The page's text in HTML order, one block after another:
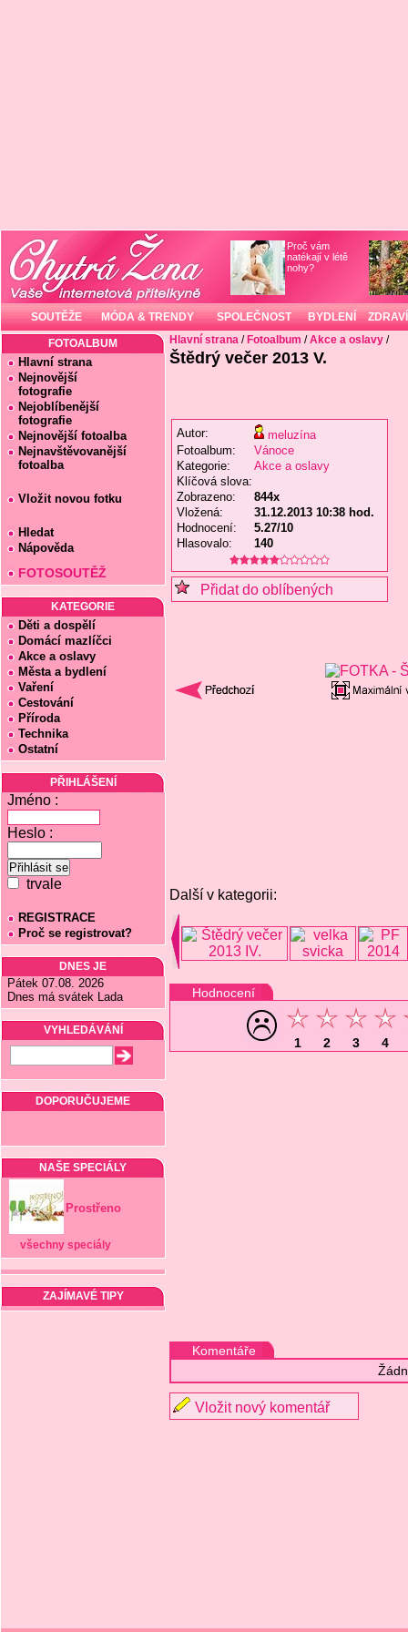
Proč vám
natékají v létě
nohy?
SOUTĚŽE MÓDA & TRENDY SPOLEČNOST BYDLENÍ ZDRAVÍ
FOTOALBUM
Hlavní strana
Nejnovější
fotografie
Nejoblíbenější
fotografie
Nejnovější fotoalba
Nejnavštěvovanější
fotoalba
Vložit novou fotku
Hledat
Nápověda
FOTOSOUTĚŽ
KATEGORIE
Děti a dospělí
Domácí mazlíčci
Akce a oslavy
Města a bydlení
Vaření
Cestování
Příroda
Technika
Ostatní
PŘIHLÁŠENÍ
Jméno :
Heslo :
trvale
REGISTRACE
Proč se registrovat?
DNES JE
Pátek 07.08. 2026
Dnes má svátek Lada
VYHLEDÁVÁNÍ
DOPORUČUJEME
NAŠE SPECIÁLY
Prostřeno
všechny speciály
ZAJÍMAVÉ TIPY
Hlavní strana / Fotoalbum /Akce a oslavy /
Štědrý večer 2013 V.
Autor:
meluzína
Fotoalbum:
Vánoce
Kategorie:
Akce a oslavy
Klíčová slova:
Zobrazeno:
844x
Vložená:
31.12.2013 10:38 hod.
Hodnocení:
5.27/10
Hlasovalo:
140
Přidat do oblíbených
Další v kategorii:
Hodnocení
1 2 3 4
Komentáře
Vložit nový komentář